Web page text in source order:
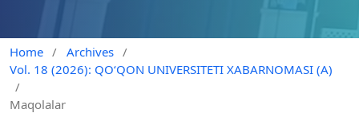
Home / Archives /
Vol. 18 (2026): QO‘QON UNIVERSITETI XABARNOMASI (A)
/
Maqolalar